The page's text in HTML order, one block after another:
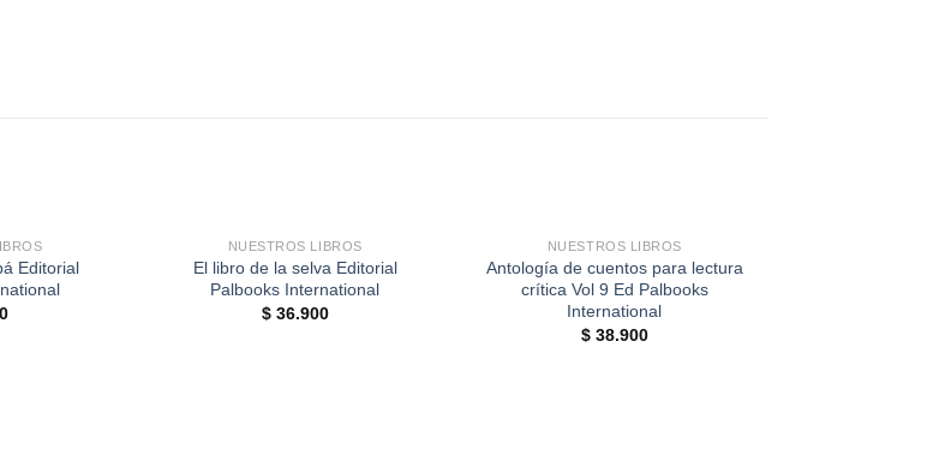
Editorial
NUESTROS LIBROS
El libro de la selva Editorial
Palbooks International
$36.900
NUESTROS LIBROS
Antología de cuentos para lectura
crítica Vol 9 Ed Palbooks
International
$38.900